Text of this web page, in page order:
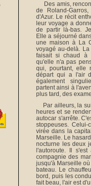
Des amis,
de Roland-
d'Azur. Le récit
leur voyage a
de partir là-bas.
Elle a séjourné
une maison à La
voyagé au-delà.
faisait si chaud à
qu'elle n'a pas
qui, pourtant, elle
départ qui a l'air
également
partent ainsi à
plus tard, des
Par ailleurs, la
heures et se
autocar s'arrête.
stoppeuses.
virée dans la
Marseille. Le
nocturne les deux
l'autoroute. Il
compagnie des
jusqu'à Marseille
bateau. Le
bord, puis les
fait beau, l'air est